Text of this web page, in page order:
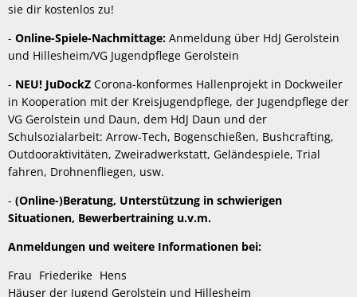
sie dir kostenlos zu!
- Online-Spiele-Nachmittage: Anmeldung über HdJ Gerolstein
und Hillesheim/VG Jugendpflege Gerolstein
- NEU! JuDockZ Corona-konformes Hallenprojekt in Dockweiler
in Kooperation mit der Kreisjugendpflege, der Jugendpflege der
VG Gerolstein und Daun, dem HdJ Daun und der
Schulsozialarbeit: Arrow-Tech, Bogenschießen, Bushcrafting,
Outdooraktivitäten, Zweiradwerkstatt, Geländespiele, Trial
fahren, Drohnenfliegen, usw.
- (Online-)Beratung, Unterstützung in schwierigen
Situationen, Bewerbertraining u.v.m.
Anmeldungen und weitere Informationen bei:
Frau Friederike Hens
Häuser der Jugend Gerolstein und Hillesheim